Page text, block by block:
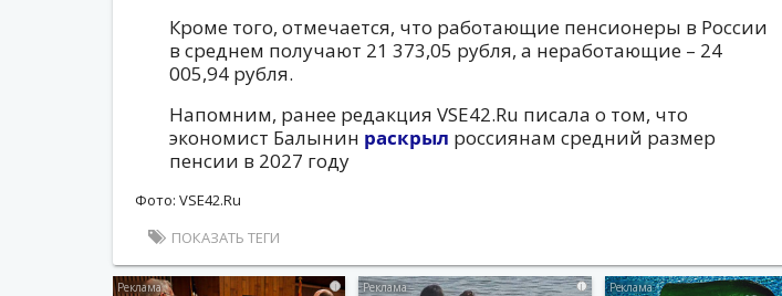
Кроме того, отмечается, что работающие пенсионеры в России
в среднем получают 21 373,05 рубля, а неработающие – 24
005,94 рубля.
Напомним, ранее редакция VSE42.Ru писала о том, что
экономист Балынин раскрыл россиянам средний размер
пенсии в 2027 году
Фото: VSE42.Ru
ПОКАЗАТЬ ТЕГИ
i i